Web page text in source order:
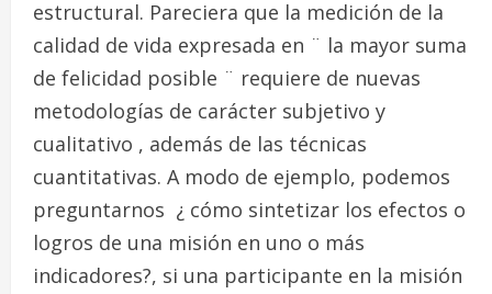
estructural. Pareciera que la medición de la
calidad de vida expresada en ¨ la mayor suma
de felicidad posible ¨ requiere de nuevas
metodologías de carácter subjetivo y
cualitativo , además de las técnicas
cuantitativas. A modo de ejemplo, podemos
preguntarnos ¿ cómo sintetizar los efectos o
logros de una misión en uno o más
indicadores?, si una participante en la misión